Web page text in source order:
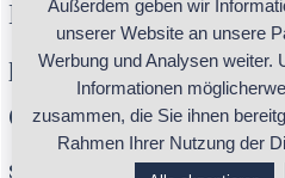
Materialien. Ich helfe
persönlichen Kraft-
Gutes Feng Shui sieht
spürt es !
Außerdem geben wir
unserer Website an unsere
Werbung und Analysen weiter.
Informationen
zusammen, die Sie ihnen
Rahmen Ihrer Nutzung der